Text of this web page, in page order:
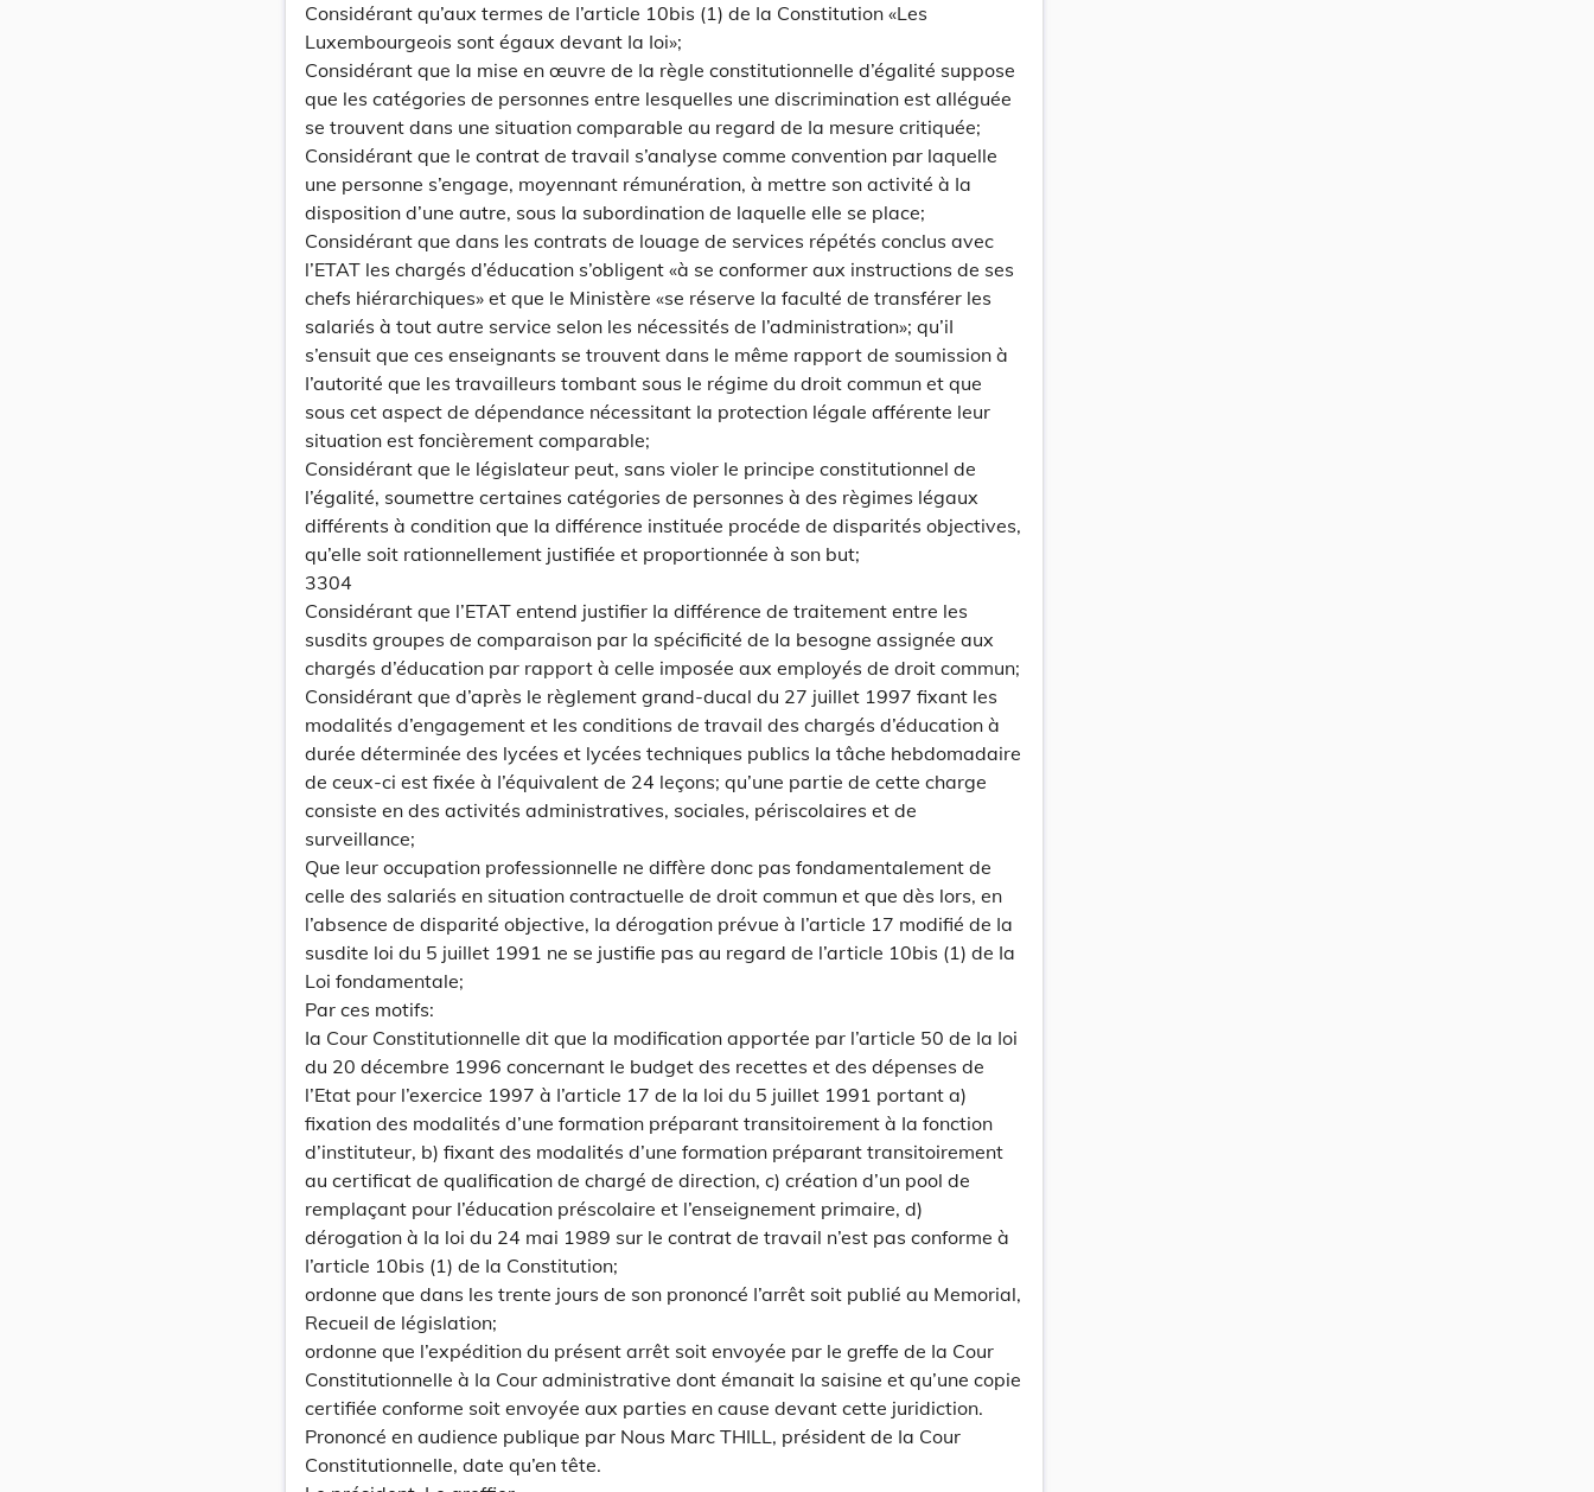
Considérant qu’aux termes de I’article 10bis (1) de Ia Constitution «Les
Luxembourgeois sont égaux devant Ia Ioi»;
Considérant que Ia mise en œuvre de Ia règle constitutionnelle d’égalité suppose
que les catégories de personnes entre lesquelles une discrimination est alléguée
se trouvent dans une situation comparable au regard de Ia mesure critiquée;
Considérant que le contrat de travail s’analyse comme convention par laquelle
une personne s’engage, moyennant rémunération, à mettre son activité à Ia
disposition d’une autre, sous Ia subordination de laquelle elle se place;
Considérant que dans les contrats de louage de services répétés conclus avec
l’ETAT les chargés d’éducation s’obligent «à se conformer aux instructions de ses
chefs hiérarchiques» et que le Ministère «se réserve Ia faculté de transférer les
salariés à tout autre service selon les nécessités de l’administration»; qu’iI
s’ensuit que ces enseignants se trouvent dans le même rapport de soumission à
I’autorité que les travailleurs tombant sous le régime du droit commun et que
sous cet aspect de dépendance nécessitant Ia protection légale afférente leur
situation est foncièrement comparable;
Considérant que Ie législateur peut, sans violer le principe constitutionnel de
l’égalité, soumettre certaines catégories de personnes à des règimes légaux
différents à condition que Ia différence instituée procéde de disparités objectives,
qu’eIIe soit rationnellement justifiée et proportionnée à son but;
3304
Considérant que l’ETAT entend justifier Ia différence de traitement entre les
susdits groupes de comparaison par Ia spécificité de Ia besogne assignée aux
chargés d’éducation par rapport à celle imposée aux employés de droit commun;
Considérant que d’après le règlement grand-ducal du 27 juillet 1997 fixant les
modalités d’engagement et les conditions de travail des chargés d’éducation à
durée déterminée des lycées et lycées techniques publics Ia tâche hebdomadaire
de ceux-ci est fixée à I’équivalent de 24 leçons; qu’une partie de cette charge
consiste en des activités administratives, sociales, périscolaires et de
surveillance;
Que leur occupation professionnelle ne diffère donc pas fondamentalement de
celle des salariés en situation contractuelle de droit commun et que dès lors, en
l’absence de disparité objective, Ia dérogation prévue à l’article 17 modifié de Ia
susdite loi du 5 juillet 1991 ne se justifie pas au regard de l’article 10bis (1) de Ia
Loi fondamentale;
Par ces motifs:
Ia Cour Constitutionnelle dit que la modification apportée par l’article 50 de Ia Ioi
du 20 décembre 1996 concernant le budget des recettes et des dépenses de
l’Etat pour l’exercice 1997 à I’article 17 de Ia loi du 5 juillet 1991 portant a)
fixation des modalités d’une formation préparant transitoirement à Ia fonction
d’instituteur, b) fixant des modalités d’une formation préparant transitoirement
au certificat de qualification de chargé de direction, c) création d’un pool de
remplaçant pour I’éducation préscolaire et l’enseignement primaire, d)
dérogation à Ia loi du 24 mai 1989 sur le contrat de travail n’est pas conforme à
I’article 10bis (1) de Ia Constitution;
ordonne que dans les trente jours de son prononcé I’arrêt soit publié au Memorial,
Recueil de législation;
ordonne que l’expédition du présent arrêt soit envoyée par le greffe de Ia Cour
Constitutionnelle à Ia Cour administrative dont émanait Ia saisine et qu’une copie
certifiée conforme soit envoyée aux parties en cause devant cette juridiction.
Prononcé en audience publique par Nous Marc THILL, président de Ia Cour
Constitutionnelle, date qu’en tête.